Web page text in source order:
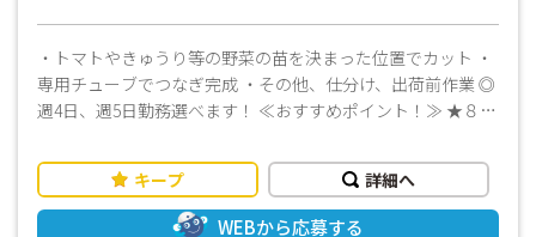
・トマトやきゅうり等の野菜の苗を決まった位置でカット ・
専用チューブでつなぎ完成 ・その他、仕分け、出荷前作業 ◎
週4日、週5日勤務選べます！ ≪おすすめポイント！≫ ★８月
勤務が未経験な方でも安心して始められますよ◎ ・幅広い年
齢層の男女スタッフが活躍中の職場です♪ ・先輩スタッフが
サポート！製造業界初めての方でも安心してお仕事できます
キープ 詳細へ
WEBから応募する